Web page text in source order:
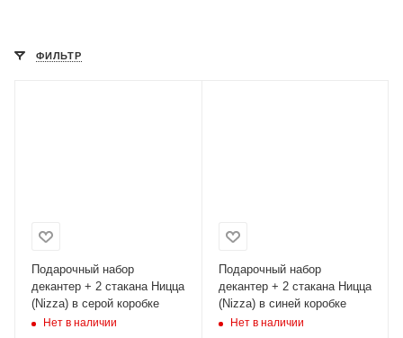
ФИЛЬТР
Подарочный набор
декантер + 2 стакана Ницца
(Nizza) в серой коробке
Нет в наличии
Подарочный набор
декантер + 2 стакана Ницца
(Nizza) в синей коробке
Нет в наличии